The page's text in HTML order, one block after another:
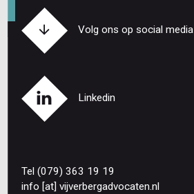
Volg ons op social media
Linkedin
Tel (079) 363 19 19
info [at] vijverbergadvocaten.nl